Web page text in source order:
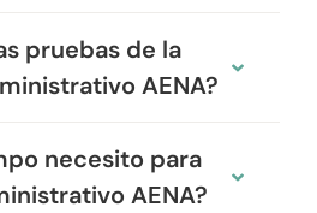
pruebas de la
AENA?
necesito para
AENA?